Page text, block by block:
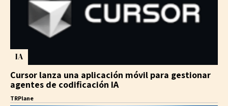
IA
Cursor lanza una aplicación móvil para gestionar
agentes de codificación IA
TRPlane